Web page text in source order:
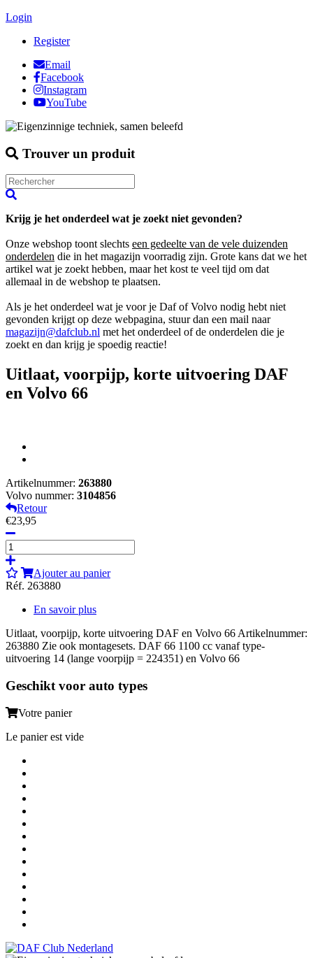
Login
Register
Email
Facebook
Instagram
YouTube
Trouver un produit
Krijg je het onderdeel wat je zoekt niet gevonden?
Onze webshop toont slechts een gedeelte van de vele duizenden
onderdelen die in het magazijn voorradig zijn. Grote kans dat we het
artikel wat je zoekt hebben, maar het kost te veel tijd om dat
allemaal in de webshop te plaatsen.
Als je het onderdeel wat je voor je Daf of Volvo nodig hebt niet
gevonden krijgt op deze webpagina, stuur dan een mail naar
magazijn@dafclub.nl met het onderdeel of de onderdelen die je
zoekt en dan krijg je spoedig reactie!
Uitlaat, voorpijp, korte uitvoering DAF
en Volvo 66
Artikelnummer: 263880
Volvo nummer: 3104856
Retour
€23,95
Ajouter au panier
Réf. 263880
En savoir plus
Uitlaat, voorpijp, korte uitvoering DAF en Volvo 66 Artikelnummer:
263880 Zie ook montagesets. DAF 66 1100 cc vanaf type-
uitvoering 14 (lange voorpijp = 224351) en Volvo 66
Geschikt voor auto types
Votre panier
Le panier est vide